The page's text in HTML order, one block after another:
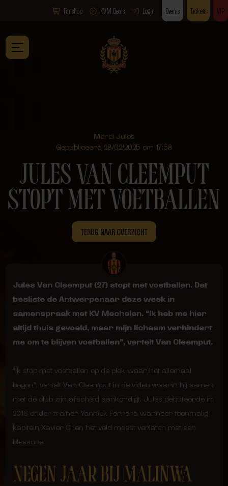
Fanshop KVM Deals Login Events Tickets VIP
Merci Jules
Gepubliceerd 28/02/2025 om 17:58
JULES VAN CLEEMPUT
STOPT MET VOETBALLEN
TERUG NAAR OVERZICHT
Jules Van Cleemput (27) stopt met voetballen. Dat
besliste de Antwerpenaar deze week in
samenspraak met KV Mechelen. “Ik heb me hier
altijd thuis gevoeld, maar mijn lichaam verhindert
me om te blijven voetballen”, vertelt Van Cleemput.
“Ik stop met voetballen op de plek waar het allemaal
begon”, vertelt Van Cleemput in de video waarin hij samen
met de club zijn afscheid aankondigt. Jules debuteerde in
2016 onder trainer Yannick Ferrera wanneer toenmalig
kapitein Xavier Chen het veld moest verlaten met een
blessure.
NEGEN JAAR BIJ MALINWA